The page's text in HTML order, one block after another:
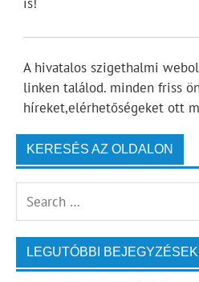
is!
A hivatalos szigethalmi
linken találod. minden friss
híreket,elérhetőségeket ott
KERESÉS AZ OLDALON
LEGUTÓBBI BEJEGYZÉSEK